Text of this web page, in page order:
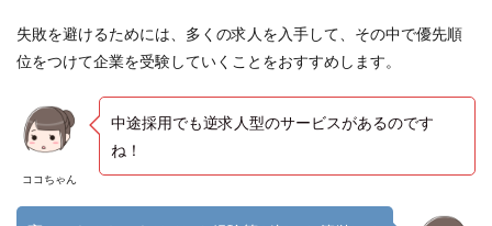
失敗を避けるためには、多くの求人を入手して、その中で優先順
位をつけて企業を受験していくことをおすすめします。
ココちゃん
中途採用でも逆求人型のサービスがあるのです
ね！